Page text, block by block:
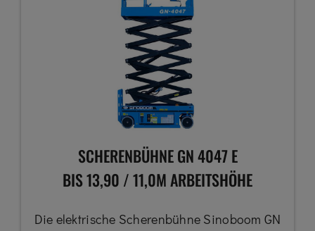
SCHERENBÜHNE GN 4047 E
BIS 13,90 / 11,0M ARBEITSHÖHE
Die elektrische Scherenbühne Sinoboom GN